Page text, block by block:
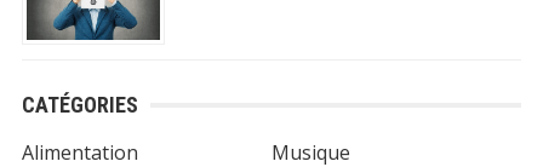
CATÉGORIES
Alimentation
Musique